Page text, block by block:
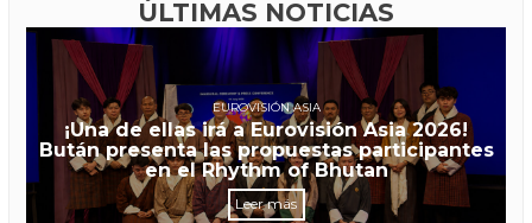
ÚLTIMAS NOTICIAS
EUROVISIÓN ASIA
¡Una de ellas irá a Eurovisión Asia 2026!
Bután presenta las propuestas participantes
en el Rhythm of Bhutan
Leer más